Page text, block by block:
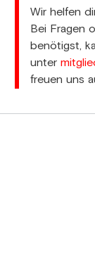
Wir helfen
Bei Fragen
benötigst,
unter
freuen uns